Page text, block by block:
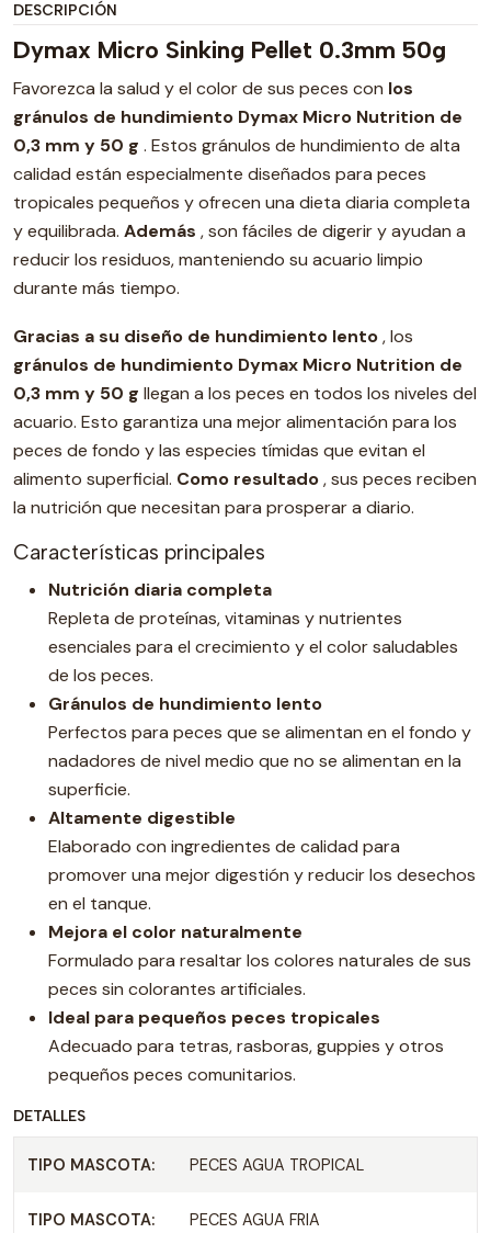
DESCRIPCIÓN
Dymax Micro Sinking Pellet 0.3mm 50g
Favorezca la salud y el color de sus peces con los
gránulos de hundimiento Dymax Micro Nutrition de
0,3 mm y 50 g . Estos gránulos de hundimiento de alta
calidad están especialmente diseñados para peces
tropicales pequeños y ofrecen una dieta diaria completa
y equilibrada. Además , son fáciles de digerir y ayudan a
reducir los residuos, manteniendo su acuario limpio
durante más tiempo.
Gracias a su diseño de hundimiento lento, los
gránulos de hundimiento Dymax Micro Nutrition de
0,3 mm y 50 g llegan a los peces en todos los niveles del
acuario. Esto garantiza una mejor alimentación para los
peces de fondo y las especies tímidas que evitan el
alimento superficial. Como resultado, sus peces reciben
la nutrición que necesitan para prosperar a diario.
Características principales
Nutrición diaria completa
Repleta de proteínas, vitaminas y nutrientes
esenciales para el crecimiento y el color saludables
de los peces.
Gránulos de hundimiento lento
Perfectos para peces que se alimentan en el fondo y
nadadores de nivel medio que no se alimentan en la
superficie.
Altamente digestible
Elaborado con ingredientes de calidad para
promover una mejor digestión y reducir los desechos
en el tanque.
Mejora el color naturalmente
Formulado para resaltar los colores naturales de sus
peces sin colorantes artificiales.
Ideal para pequeños peces tropicales
Adecuado para tetras, rasboras, guppies y otros
pequeños peces comunitarios.
DETALLES
TIPO MASCOTA: PECES AGUA TROPICAL
TIPO MASCOTA: PECES AGUA FRIA